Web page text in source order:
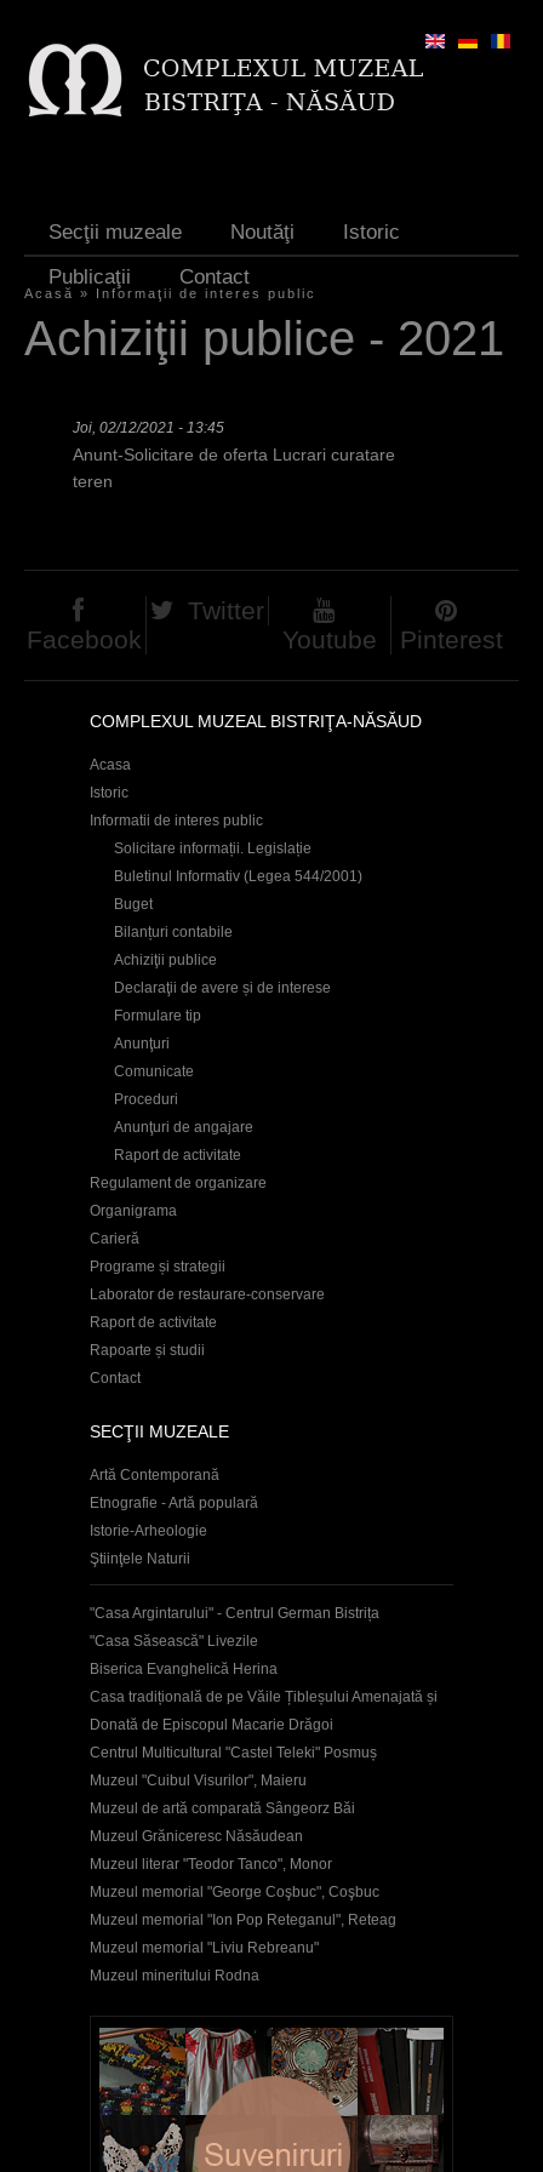
Secţii muzeale Noutăţi
Istoric
Publicaţii
Contact
E
c
Acasă » Informaţii de interes public
Achiziţii publice - 2021
Joi, 02/12/2021 - 13:45
Anunt-Solicitare de oferta Lucrari curatare
teren
Facebook
Twitter
Youtube
Pinterest
COMPLEXUL MUZEAL BISTRIŢA-NĂSĂUD
Acasa
Istoric
Informatii de interes public
Solicitare informații. Legislație
Buletinul Informativ (Legea 544/2001)
Buget
Bilanțuri contabile
Achiziţii publice
Declaraţii de avere și de interese
Formulare tip
Anunţuri
Comunicate
Proceduri
Anunţuri de angajare
Raport de activitate
Regulament de organizare
Organigrama
Carieră
Programe și strategii
Laborator de restaurare-conservare
Raport de activitate
Rapoarte și studii
Contact
SECŢII MUZEALE
Artă Contemporană
Etnografie - Artă populară
Istorie-Arheologie
Ştiinţele Naturii
"Casa Argintarului" - Centrul German Bistrița
"Casa Săsească" Livezile
Biserica Evanghelică Herina
Casa tradițională de pe Văile Țibleșului Amenajată și
Donată de Episcopul Macarie Drăgoi
Centrul Multicultural "Castel Teleki" Posmuș
Muzeul "Cuibul Visurilor", Maieru
Muzeul de artă comparată Sângeorz Băi
Muzeul Grăniceresc Năsăudean
Muzeul literar "Teodor Tanco", Monor
Muzeul memorial "George Coşbuc", Coşbuc
Muzeul memorial "Ion Pop Reteganul", Reteag
Muzeul memorial "Liviu Rebreanu"
Muzeul mineritului Rodna